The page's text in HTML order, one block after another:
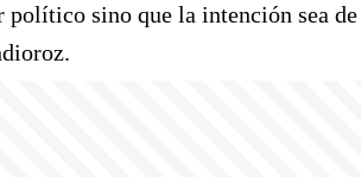
político sino que la intención sea